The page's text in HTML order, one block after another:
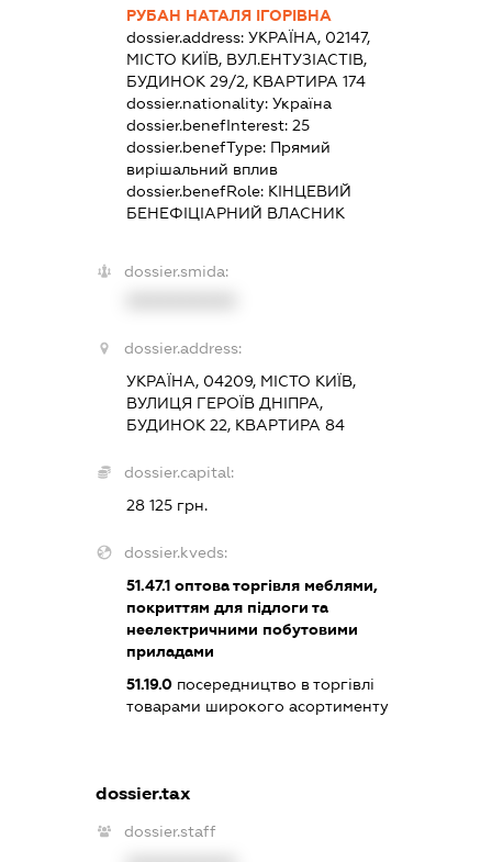
РУБАН НАТАЛЯ ІГОРІВНА
dossier.address:УКРАЇНА, 02147,
МІСТО КИЇВ, ВУЛ.ЕНТУЗІАСТІВ,
БУДИНОК 29/2, КВАРТИРА 174
dossier.nationality:Україна
dossier.benefInterest:25
dossier.benefType: Прямий
вирішальний вплив
dossier.benefRole: КІНЦЕВИЙ
БЕНЕФІЦІАРНИЙ ВЛАСНИК
dossier.smida:
dossier.address:
УКРАЇНА, 04209, МІСТО КИЇВ,
ВУЛИЦЯ ГЕРОЇВ ДНІПРА,
БУДИНОК 22, КВАРТИРА 84
dossier.capital:
28 125 грн.
dossier.kveds:
51.47.1 оптова торгівля меблями,
покриттям для підлоги та
неелектричними побутовими
приладами
51.19.0 посередництво в торгівлі
товарами широкого асортименту
dossier.tax
dossier.staff